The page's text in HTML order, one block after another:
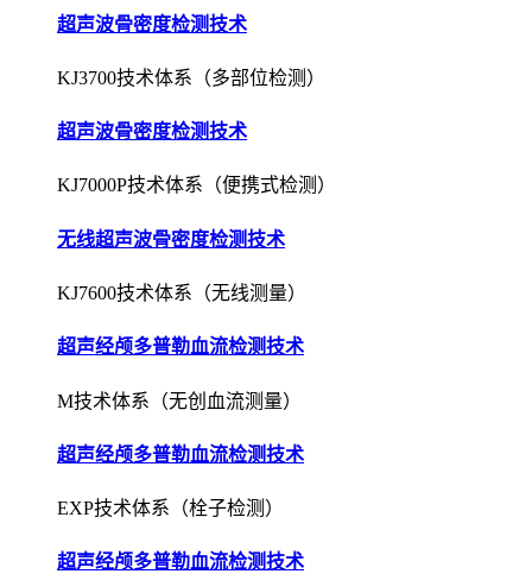
超声波骨密度检测技术
KJ3700技术体系（多部位检测）
超声波骨密度检测技术
KJ7000P技术体系（便携式检测）
无线超声波骨密度检测技术
KJ7600技术体系（无线测量）
超声经颅多普勒血流检测技术
M技术体系（无创血流测量）
超声经颅多普勒血流检测技术
EXP技术体系（栓子检测）
超声经颅多普勒血流检测技术